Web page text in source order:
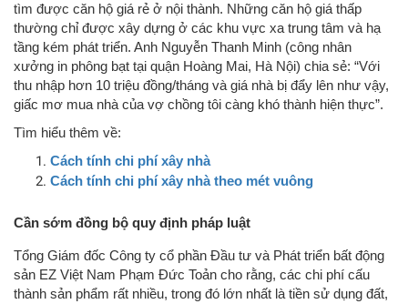
tìm được căn hộ giá rẻ ở nội thành. Những căn hộ giá thấp
thường chỉ được xây dựng ở các khu vực xa trung tâm và hạ
tầng kém phát triển. Anh Nguyễn Thanh Minh (công nhân
xưởng in phông bạt tại quận Hoàng Mai, Hà Nội) chia sẻ: “Với
thu nhập hơn 10 triệu đồng/tháng và giá nhà bị đẩy lên như vậy,
giấc mơ mua nhà của vợ chồng tôi càng khó thành hiện thực”.
Tìm hiểu thêm về:
Cách tính chi phí xây nhà
Cách tính chi phí xây nhà theo mét vuông
Cần sớm đồng bộ quy định pháp luật
Tổng Giám đốc Công ty cổ phần Đầu tư và Phát triển bất động
sản EZ Việt Nam Phạm Đức Toản cho rằng, các chi phí cấu
thành sản phẩm rất nhiều, trong đó lớn nhất là tiền sử dụng đất,